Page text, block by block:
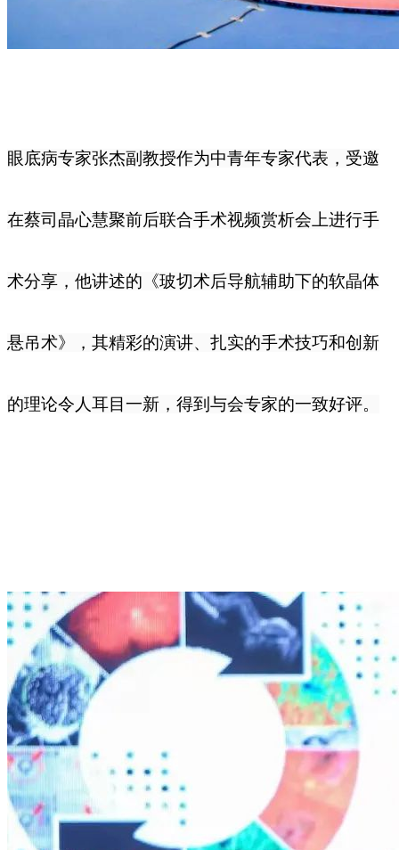
眼底病专家张杰副教授作为中青年专家代表，受邀
在蔡司晶心慧聚前后联合手术视频赏析会上进行手
术分享，他讲述的《玻切术后导航辅助下的软晶体
悬吊术》，其精彩的演讲、扎实的手术技巧和创新
的理论令人耳目一新，得到与会专家的一致好评。